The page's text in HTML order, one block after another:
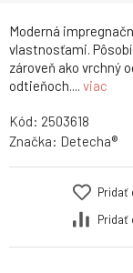
Moderná
vlastnosťami.
zároveň ako vrchný
odtieňoch.... viac
Kód: 2503618
Značka: Detecha®
Pridať
Pridať